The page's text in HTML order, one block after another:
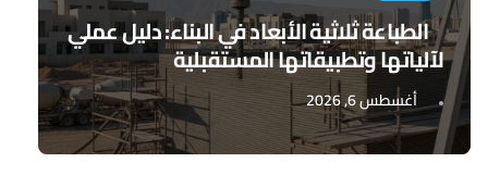
الطباعة ثلاثية الأبعاد في البناء: دليل عملي
لآلياتها وتطبيقاتها المستقبلية
أغسطس 6, 2026